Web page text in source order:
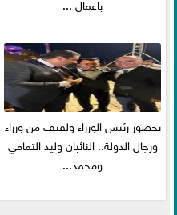
بحضور رئيس الوزراء ولفيف من وزراء
ورجال الدولة.. النائبان وليد التمامي
ومحمد...